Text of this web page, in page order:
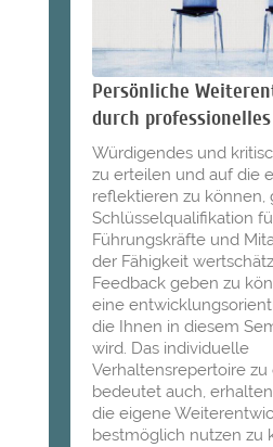
Persönliche
durch professionelles
Würdigendes und
zu erteilen und auf die
reflektieren zu können,
Schlüsselqualifikation
Führungskräfte und
der Fähigkeit
Feedback geben zu
eine
die Ihnen in diesem
wird. Das individuelle
Verhaltensrepertoire zu
bedeutet auch,
die eigene
bestmöglich nutzen zu